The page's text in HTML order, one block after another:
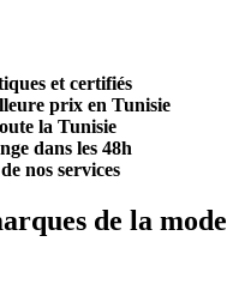
et certifiés
prix en Tunisie
la Tunisie
dans les 48h
nos services
de la mode